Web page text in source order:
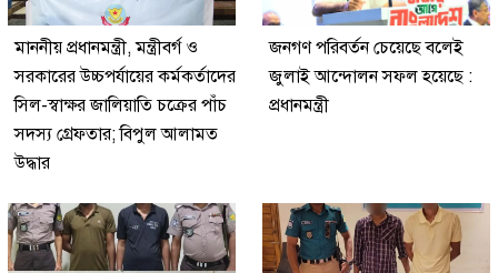
মাননীয় প্রধানমন্ত্রী, মন্ত্রীবর্গ ও
সরকারের উচ্চপর্যায়ের কর্মকর্তাদের
সিল-স্বাক্ষর জালিয়াতি চক্রের পাঁচ
সদস্য গ্রেফতার; বিপুল আলামত
উদ্ধার
জনগণ পরিবর্তন চেয়েছে বলেই
জুলাই আন্দোলন সফল হয়েছে :
প্রধানমন্ত্রী